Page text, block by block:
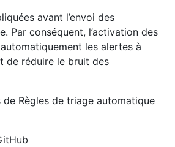
avant l’envoi des
Par conséquent, l’activation des
les alertes à
de réduire le bruit des
Règles de triage automatique